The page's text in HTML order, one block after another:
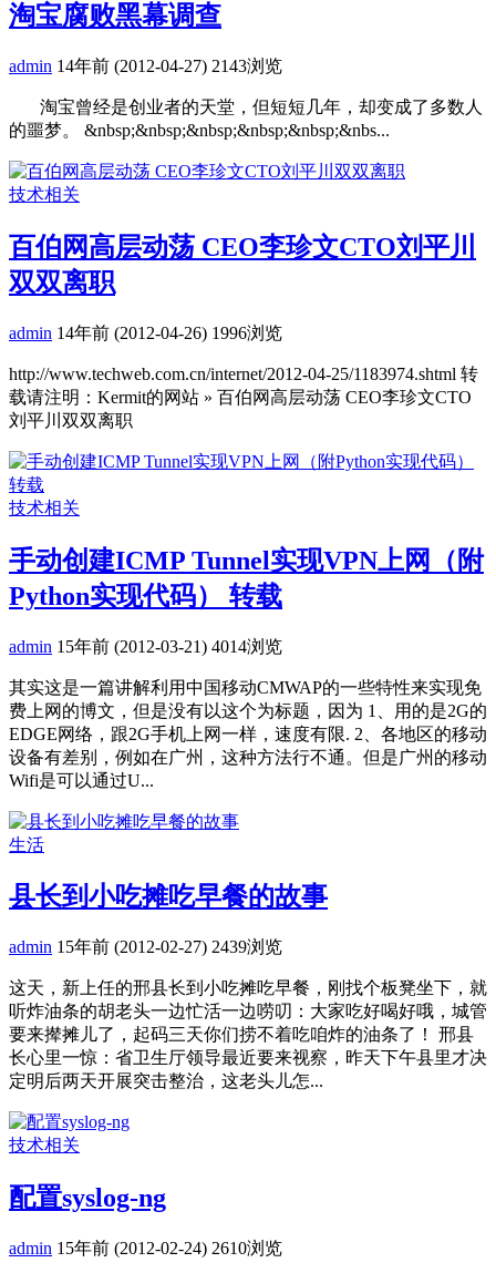
淘宝腐败黑幕调查
admin 14年前 (2012-04-27) 2143浏览
淘宝曾经是创业者的天堂，但短短几年，却变成了多数人
的噩梦。 &nbsp;&nbsp;&nbsp;&nbsp;&nbsp;&nbs...
技术相关
百伯网高层动荡 CEO李珍文CTO刘平川
双双离职
admin 14年前 (2012-04-26) 1996浏览
http://www.techweb.com.cn/internet/2012-04-25/1183974.shtml 转
载请注明：Kermit的网站 » 百伯网高层动荡 CEO李珍文CTO
刘平川双双离职
技术相关
手动创建ICMP Tunnel实现VPN上网（附
Python实现代码） 转载
admin 15年前 (2012-03-21) 4014浏览
其实这是一篇讲解利用中国移动CMWAP的一些特性来实现免
费上网的博文，但是没有以这个为标题，因为 1、用的是2G的
EDGE网络，跟2G手机上网一样，速度有限. 2、各地区的移动
设备有差别，例如在广州，这种方法行不通。但是广州的移动
Wifi是可以通过U...
生活
县长到小吃摊吃早餐的故事
admin 15年前 (2012-02-27) 2439浏览
这天，新上任的邢县长到小吃摊吃早餐，刚找个板凳坐下，就
听炸油条的胡老头一边忙活一边唠叨：大家吃好喝好哦，城管
要来撵摊儿了，起码三天你们捞不着吃咱炸的油条了！ 邢县
长心里一惊：省卫生厅领导最近要来视察，昨天下午县里才决
定明后两天开展突击整治，这老头儿怎...
技术相关
配置syslog-ng
admin 15年前 (2012-02-24) 2610浏览